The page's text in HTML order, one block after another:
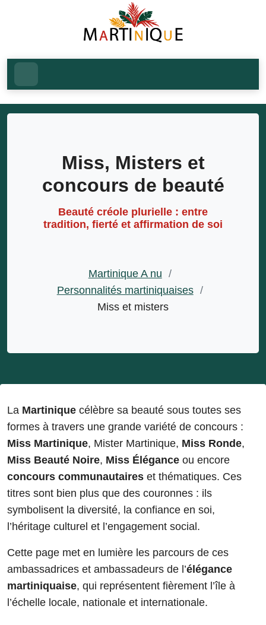
Miss, Misters et
concours de beauté
Beauté créole plurielle : entre
tradition, fierté et affirmation de soi
Martinique A nu /
Personnalités martiniquaises /
Miss et misters
La Martinique célèbre sa beauté sous toutes ses
formes à travers une grande variété de concours :
Miss Martinique, Mister Martinique, Miss Ronde,
Miss Beauté Noire, Miss Élégance ou encore
concours communautaires et thématiques. Ces
titres sont bien plus que des couronnes : ils
symbolisent la diversité, la confiance en soi,
l’héritage culturel et l’engagement social.
Cette page met en lumière les parcours de ces
ambassadrices et ambassadeurs de l’élégance
martiniquaise, qui représentent fièrement l’île à
l’échelle locale, nationale et internationale.